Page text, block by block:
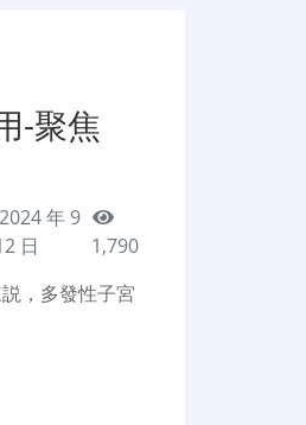
-聚焦
2024 年 9
日
1,790
，多發性子宮